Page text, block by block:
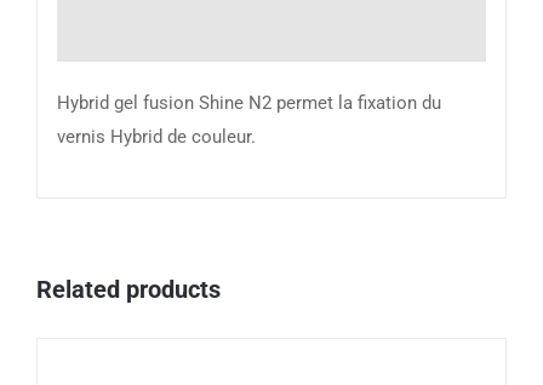
Hybrid gel fusion Shine N2 permet la fixation du
vernis Hybrid de couleur.
Related products